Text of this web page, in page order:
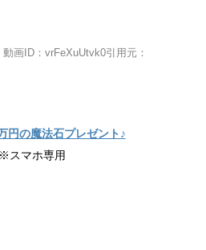
画ID：vrFeXuUtvk0引用元：
円の魔法石プレゼント♪
スマホ専用